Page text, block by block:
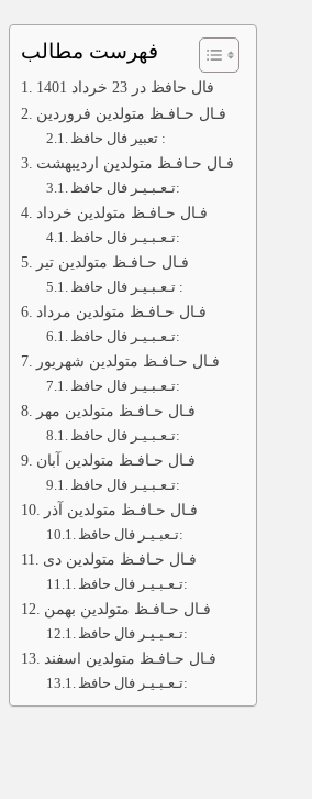
فهرست مطالب
فال حافظ در 23 خرداد 1401
فـال حـافـظ متولدین فروردین
تعبیر فال حافظ :
فـال حـافـظ متولدین اردیبهشت
تـعـبـیـر فال حافظ:
فـال حـافـظ متولدین خرداد
تـعـبـیـر فال حافظ:
فـال حـافـظ متولدین تیر
تـعـبـیـر فال حافظ :
فـال حـافـظ متولدین مرداد
تـعـبـیـر فال حافظ:
فـال حـافـظ متولدین شهریور
تـعـبـیـر فال حافظ:
فـال حـافـظ متولدین مهر
تـعـبـیـر فال حافظ:
فـال حـافـظ متولدین آبان
تـعـبـیـر فال حافظ:
فـال حـافـظ متولدین آذر
تـعبـیـر فال حافظ:
فـال حـافـظ متولدین دی
تـعـبـیـر فال حافظ:
فـال حـافـظ متولدین بهمن
تـعـبـیـر فال حافظ:
فـال حـافـظ متولدین اسفند
تـعـبـیـر فال حافظ: